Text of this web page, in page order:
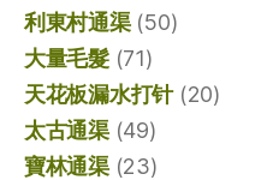
利東村通渠(50)
大量毛髮(71)
天花板漏水打针(20)
太古通渠(49)
寶林通渠(23)